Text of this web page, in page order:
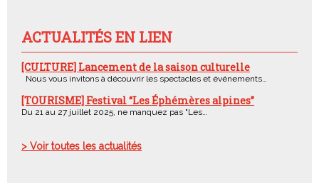
ACTUALITÉS EN LIEN
[CULTURE] Lancement de la saison culturelle
Nous vous invitons à découvrir les spectacles et événements…
[TOURISME] Festival “Les Éphémères alpines”
Du 21 au 27 juillet 2025, ne manquez pas "Les…
> Voir toutes les actualités